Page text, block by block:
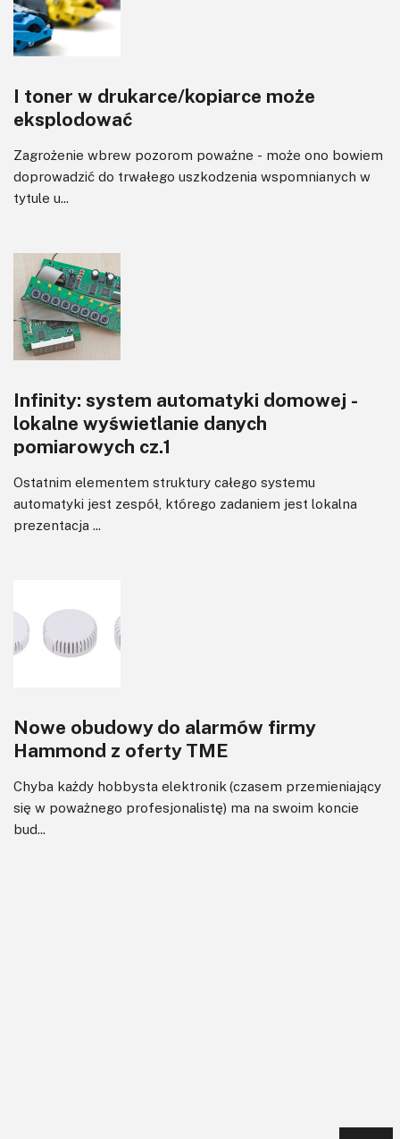
I toner w drukarce/kopiarce może
eksplodować
Zagrożenie wbrew pozorom poważne - może ono bowiem
doprowadzić do trwałego uszkodzenia wspomnianych w
tytule u...
Infinity: system automatyki domowej -
lokalne wyświetlanie danych
pomiarowych cz.1
Ostatnim elementem struktury całego systemu
automatyki jest zespół, którego zadaniem jest lokalna
prezentacja ...
Nowe obudowy do alarmów firmy
Hammond z oferty TME
Chyba każdy hobbysta elektronik (czasem przemieniający
się w poważnego profesjonalistę) ma na swoim koncie
bud...